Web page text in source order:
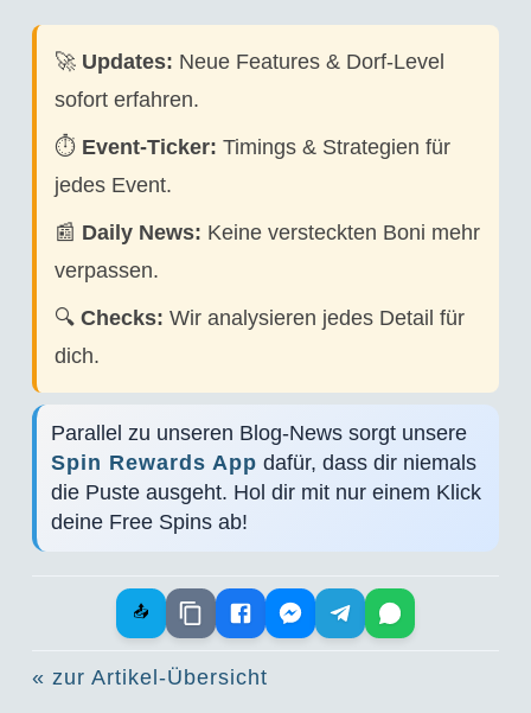
🚀 Updates: Neue Features & Dorf-Level
sofort erfahren.
⏱️ Event-Ticker: Timings & Strategien für
jedes Event.
📰 Daily News: Keine versteckten Boni mehr
verpassen.
🔍 Checks: Wir analysieren jedes Detail für
dich.
Parallel zu unseren Blog-News sorgt unsere
Spin Rewards App dafür, dass dir niemals
die Puste ausgeht. Hol dir mit nur einem Klick
deine Free Spins ab!
📤
« zur Artikel-Übersicht